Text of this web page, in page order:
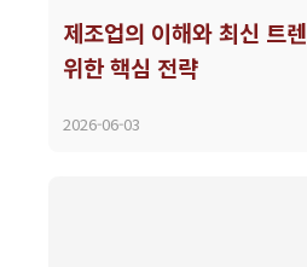
제조업의 이해와 최신 트
위한 핵심 전략
2026-06-03